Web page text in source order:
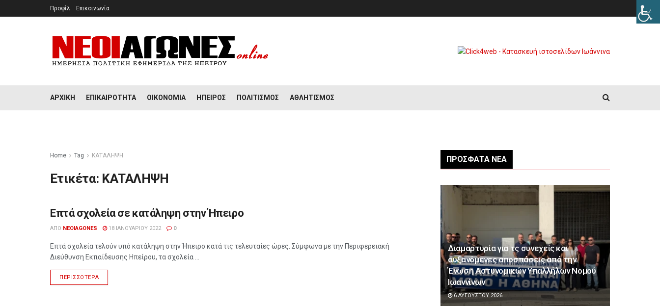
Προφίλ Επικοινωνία
ΑΡΧΙΚΉ ΕΠΙΚΑΙΡΌΤΗΤΑ ΟΙΚΟΝΟΜΊΑ ΉΠΕΙΡΟΣ ΠΟΛΙΤΙΣΜΌΣ ΑΘΛΗΤΙΣΜΌΣ
Home Tag ΚΑΤΑΛΗΨΗ
Ετικέτα: ΚΑΤΑΛΗΨΗ
ΕΠΙΚΑΙΡΌΤΗΤΑ
Επτά σχολεία σε κατάληψη στην Ήπειρο
ΑΠΌ NEOIAGONES 18 ΙΑΝΟΥΑΡΊΟΥ 2022 0
Επτά σχολεία τελούν υπό κατάληψη στην Ήπειρο κατά τις τελευταίες ώρες. Σύμφωνα με την Περιφερειακή
Διεύθυνση Εκπαίδευσης Ηπείρου, τα σχολεία ...
ΠΕΡΙΣΣΌΤΕΡΑ
ΠΡΌΣΦΑΤΑ ΝΈΑ
Διαμαρτυρία για τς συνεχείς και
αυξανόμενες αποσπάσεις από την
Ένωση Αστυνομικών Υπαλλήλων Νομού
Ιωαννίνων
6 ΑΥΓΟΎΣΤΟΥ 2026